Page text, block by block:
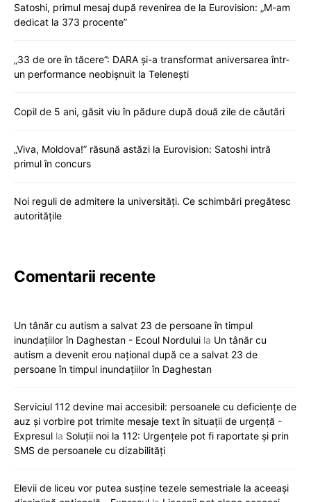
Satoshi, primul mesaj după revenirea de la Eurovision: „M-am
dedicat la 373 procente”
„33 de ore în tăcere”: DARA și-a transformat aniversarea într-
un performance neobișnuit la Telenești
Copil de 5 ani, găsit viu în pădure după două zile de căutări
„Viva, Moldova!” răsună astăzi la Eurovision: Satoshi intră
primul în concurs
Noi reguli de admitere la universități. Ce schimbări pregătesc
autoritățile
Comentarii recente
Un tânăr cu autism a salvat 23 de persoane în timpul
inundațiilor în Daghestan - Ecoul Nordului la Un tânăr cu
autism a devenit erou național după ce a salvat 23 de
persoane în timpul inundațiilor în Daghestan
Serviciul 112 devine mai accesibil: persoanele cu deficiențe de
auz și vorbire pot trimite mesaje text în situații de urgență -
Expresul la Soluții noi la 112: Urgențele pot fi raportate și prin
SMS de persoanele cu dizabilități
Elevii de liceu vor putea susține tezele semestriale la aceeași